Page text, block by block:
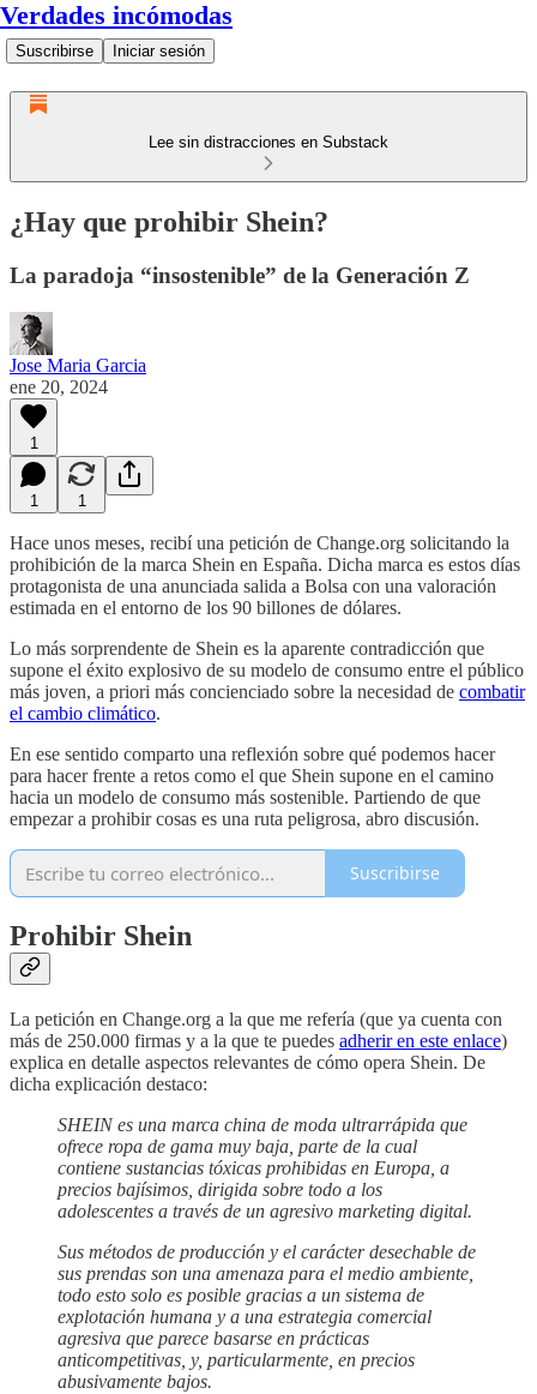
Verdades incómodas
Suscribirse Iniciar sesión
Lee sin distracciones en Substack
¿Hay que prohibir Shein?
La paradoja “insostenible” de la Generación Z
Jose Maria Garcia
ene 20, 2024
1
1 1
Hace unos meses, recibí una petición de Change.org solicitando la
prohibición de la marca Shein en España. Dicha marca es estos días
protagonista de una anunciada salida a Bolsa con una valoración
estimada en el entorno de los 90 billones de dólares.
Lo más sorprendente de Shein es la aparente contradicción que
supone el éxito explosivo de su modelo de consumo entre el público
más joven, a priori más concienciado sobre la necesidad de combatir
el cambio climático.
En ese sentido comparto una reflexión sobre qué podemos hacer
para hacer frente a retos como el que Shein supone en el camino
hacia un modelo de consumo más sostenible. Partiendo de que
empezar a prohibir cosas es una ruta peligrosa, abro discusión.
Suscribirse
Prohibir Shein
La petición en Change.org a la que me refería (que ya cuenta con
más de 250.000 firmas y a la que te puedes adherir en este enlace)
explica en detalle aspectos relevantes de cómo opera Shein. De
dicha explicación destaco:
SHEIN es una marca china de moda ultrarrápida que
ofrece ropa de gama muy baja, parte de la cual
contiene sustancias tóxicas prohibidas en Europa, a
precios bajísimos, dirigida sobre todo a los
adolescentes a través de un agresivo marketing digital.
Sus métodos de producción y el carácter desechable de
sus prendas son una amenaza para el medio ambiente,
todo esto solo es posible gracias a un sistema de
explotación humana y a una estrategia comercial
agresiva que parece basarse en prácticas
anticompetitivas, y, particularmente, en precios
abusivamente bajos.